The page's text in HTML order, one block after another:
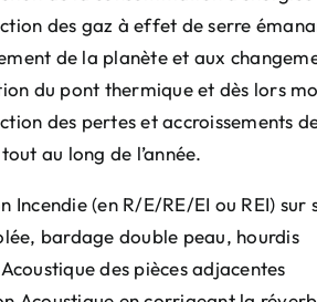
des gaz à effet de serre
de la planète et aux
du pont thermique et dès lors
des pertes et accroissements
au long de l’année.
Incendie (en R/E/RE/EI ou REI)
bardage double peau, hourdis
des pièces adjacentes